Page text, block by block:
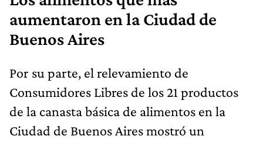
aumentaron en la Ciudad de
Buenos Aires
Por su parte, el relevamiento de
Consumidores Libres de los 21 productos
de la canasta básica de alimentos en la
Ciudad de Buenos Aires mostró un